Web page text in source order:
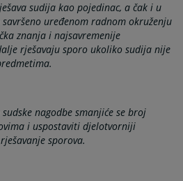
sudija kao pojedinac, a čak i u
uređenom radnom okruženju
znanja i najsavremenije
rješavaju sporo ukoliko sudija nije
nagodbe smanjiće se broj
i uspostaviti djelotvorniji
sporova.